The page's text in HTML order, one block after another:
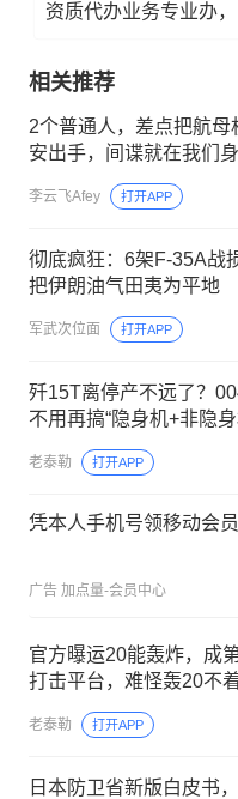
资质代办业务专业办
相关推荐
2个普通人，差点把航母
安出手，间谍就在我们
李云飞Afey 打开APP
彻底疯狂：6架F-35A战
把伊朗油气田夷为平地
军武次位面 打开APP
歼15T离停产不远了？
不用再搞“隐身机+非隐身
老泰勒 打开APP
凭本人手机号领移动会员
广告 加点量-会员中心
官方曝运20能轰炸，成
打击平台，难怪轰20不着
老泰勒 打开APP
日本防卫省新版白皮书